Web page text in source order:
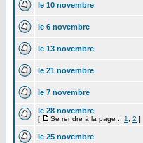
le 10 novembre
le 6 novembre
le 13 novembre
le 21 novembre
le 7 novembre
le 28 novembre
[ Se rendre à la page :: 1 2 ]
le 25 novembre